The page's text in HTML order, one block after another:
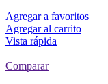
Agregar a favoritos
Agregar al carrito
Vista rápida
Comparar